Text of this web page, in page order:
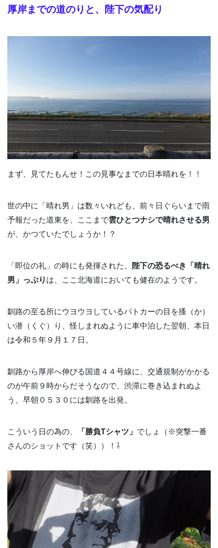
厚岸までの道のりと、陛下の気配り
まず、見てたもんせ！この見事なまでの日本晴れを！！
世の中に「晴れ男」は数々いれども、前々日ぐらいまで雨
予報だった道東を、ここまで雲ひとつナシで晴れさせる男
が、かつていたでしょうか！？
「即位の礼」の時にも発揮された、
陛下の恐るべき「晴れ
男」っぷり は、ここ北海道においても健在のようです。
釧路の至る所にウヨウヨしているパトカーの目を搔（か）
い潜（くぐ）り、怪しまれぬように車中泊した翌朝、本日
は令和５年９月１７日。
釧路から厚岸へ伸びる国道４４号線に、交通規制がかかる
のが午前９時からだそうなので、渋滞に巻き込まれぬよ
う、早朝０５３０には釧路を出発。
こういう日の為の、 「勝負Tシャツ」 でしょ（※突撃一番
さんのショットです（笑））！⇩